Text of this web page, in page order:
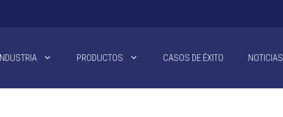
PRODUCTOS CASOS DE ÉXITO NOTICIAS